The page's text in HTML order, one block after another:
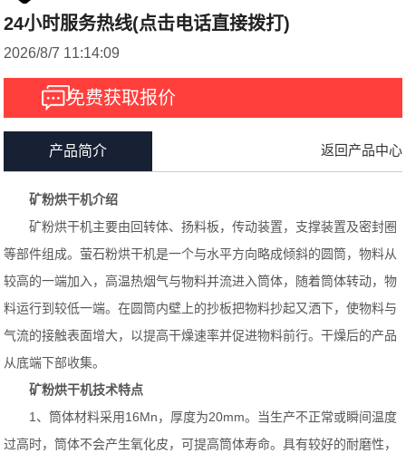
24小时服务热线(点击电话直接拨打)
2026/8/7 11:14:09
免费获取报价
产品简介 返回产品中心
矿粉烘干机介绍
矿粉烘干机主要由回转体、扬料板，传动装置，支撑装置及密封圈
等部件组成。萤石粉烘干机是一个与水平方向略成倾斜的圆筒，物料从
较高的一端加入，高温热烟气与物料并流进入筒体，随着筒体转动，物
料运行到较低一端。在圆筒内壁上的抄板把物料抄起又洒下，使物料与
气流的接触表面增大，以提高干燥速率并促进物料前行。干燥后的产品
从底端下部收集。
矿粉烘干机技术特点
1、筒体材料采用16Mn，厚度为20mm。当生产不正常或瞬间温度
过高时，筒体不会产生氧化皮，可提高筒体寿命。具有较好的耐磨性，